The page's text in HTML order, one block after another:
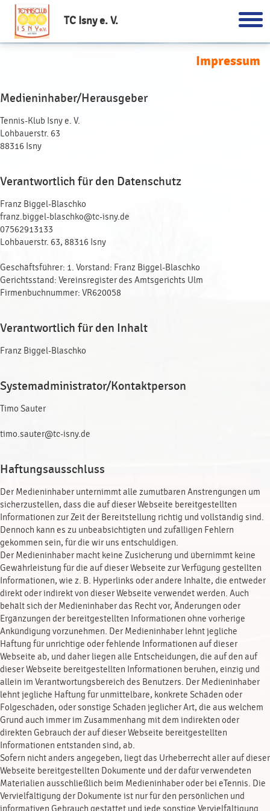
TC Isny e. V.
Impressum
Medieninhaber/Herausgeber
Tennis-Klub Isny e. V.
Lohbauerstr. 63
88316 Isny
Verantwortlich für den Datenschutz
Franz Biggel-Blaschko
franz.biggel-blaschko@tc-isny.de
07562913133
Lohbauerstr. 63, 88316 Isny
Geschäftsführer: 1. Vorstand: Franz Biggel-Blaschko
Gerichtsstand: Vereinsregister des Amtsgerichts Ulm
Firmenbuchnummer: VR620058
Verantwortlich für den Inhalt
Franz Biggel-Blaschko
Systemadministrator/Kontaktperson
Timo Sauter
timo.sauter@tc-isny.de
Haftungsausschluss
Der Medieninhaber unternimmt alle zumutbaren Anstrengungen um
sicherzustellen, dass die auf dieser Webseite bereitgestellten
Informationen zur Zeit der Bereitstellung richtig und vollständig sind.
Dennoch kann es zu unbeabsichtigten und zufälligen Fehlern
gekommen sein, für die wir uns entschuldigen.
Der Medieninhaber macht keine Zusicherung und übernimmt keine
Gewährleistung für die auf dieser Webseite zur Verfügung gestellten
Informationen, wie z. B. Hyperlinks oder andere Inhalte, die entweder
direkt oder indirekt von dieser Webseite verwendet werden. Auch
behält sich der Medieninhaber das Recht vor, Änderungen oder
Ergänzungen der bereitgestellten Informationen ohne vorherige
Ankündigung vorzunehmen. Der Medieninhaber lehnt jegliche
Haftung für unrichtige oder fehlende Informationen auf dieser
Webseite ab, und daher liegen alle Entscheidungen, die auf den auf
dieser Webseite bereitgestellten Informationen beruhen, einzig und
allein im Verantwortungsbereich des Benutzers. Der Medieninhaber
lehnt jegliche Haftung für unmittelbare, konkrete Schäden oder
Folgeschäden, oder sonstige Schäden jeglicher Art, die aus welchem
Grund auch immer im Zusammenhang mit dem indirekten oder
direkten Gebrauch der auf dieser Webseite bereitgestellten
Informationen entstanden sind, ab.
Sofern nicht anders angegeben, liegt das Urheberrecht aller auf dieser
Webseite bereitgestellten Dokumente und der dafür verwendeten
Materialien ausschließlich beim Medieninhaber oder bei eTennis. Die
Vervielfältigung der Dokumente ist nur für den persönlichen und
informativen Gebrauch gestattet und jede sonstige Vervielfältigung